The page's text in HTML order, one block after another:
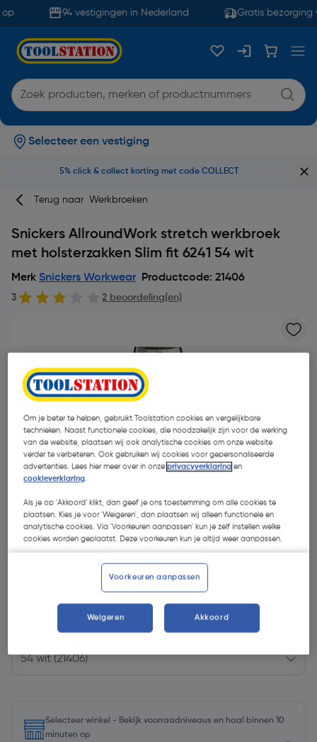
94 vestigingen in Nederland Gratis bezorging
Selecteer een vestiging
5% click & collect korting met code COLLECT
Terug naar Werkbroeken
Snickers AllroundWork stretch werkbroek
met holsterzakken Slim fit 6241 54 wit
Merk Snickers Workwear Productcode: 21406
3 2 beoordeling(en)
- € 10,00
Kies productvariant(6)
Selecteer winkel - Bekijk voorraadniveaus en haal binnen 10
minuten op
Om je beter te helpen, gebruikt Toolstation cookies en vergelijkbare
technieken. Naast functionele cookies, die noodzakelijk zijn voor de werking
van de website, plaatsen wij ook analytische cookies om onze website
verder te verbeteren. Ook gebruiken wij cookies voor gepersonaliseerde
advertenties. Lees hier meer over in onzeprivacyverklaring en
cookieverklaring.
Als je op 'Akkoord' klikt, dan geef je ons toestemming om alle cookies te
plaatsen. Kies je voor 'Weigeren', dan plaatsen wij alleen functionele en
analytische cookies. Via 'Voorkeuren aanpassen' kun je zelf instellen welke
cookies worden geplaatst. Deze voorkeuren kun je altijd weer aanpassen.
Voorkeuren aanpassen
Weigeren Akkoord